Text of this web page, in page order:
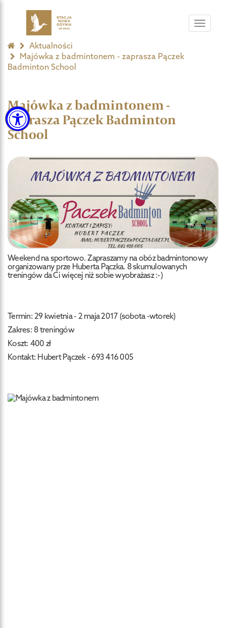
Toggle
Aktualności
Majówka z badmintonem - zaprasza Pączek
Badminton School
Majówka z badmintonem -
zaprasza Pączek Badminton
School
Weekend na sportowo. Zapraszamy na obóz badmintonowy
organizowany prze Huberta Pączka. 8 skumulowanych
treningów da Ci więcej niż sobie wyobrażasz :-)
Termin: 29 kwietnia - 2 maja 2017 (sobota -wtorek)
Zakres: 8 treningów
Koszt: 400 zł
Kontakt: Hubert Pączek - 693 416 005